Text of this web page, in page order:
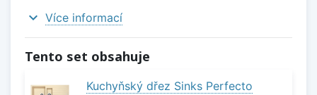
expand_more Více informací
Tento set obsahuje
Kuchyňský dřez Sinks Perfecto